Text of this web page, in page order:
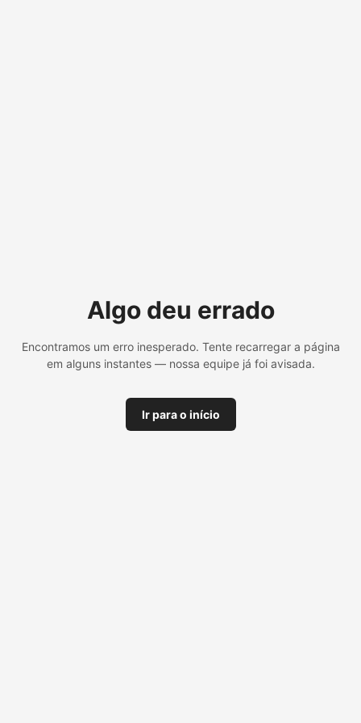
Algo deu errado
Encontramos um erro inesperado. Tente recarregar a página
em alguns instantes — nossa equipe já foi avisada.
Ir para o início